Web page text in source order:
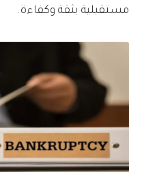
مستقبلية بثقة وكفاءة.